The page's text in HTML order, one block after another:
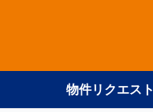
物件リクエスト